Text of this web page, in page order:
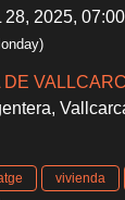
28, 2025,
DE
vivienda